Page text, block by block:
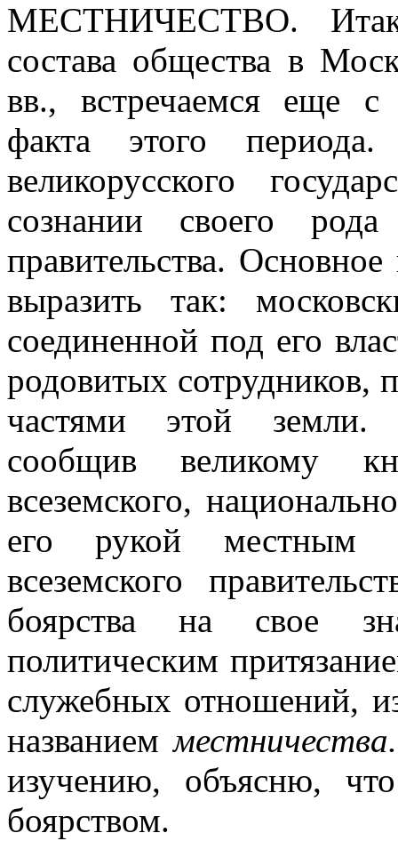
МЕСТНИЧЕСТВО.
состава общества в
вв., встречаемся еще с
факта этого периода.
великорусского
сознании своего рода
правительства.
выразить так:
соединенной под его
родовитых сотрудников,
частями этой земли.
сообщив великому
всеземского,
его рукой местным
всеземского
боярства на свое
политическим
служебных отношений,
названием
изучению, объясню,
боярством.